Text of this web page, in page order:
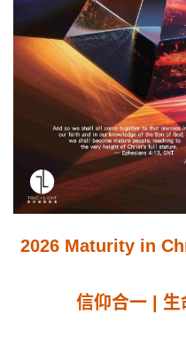
2026 Maturity in
信仰合一 |